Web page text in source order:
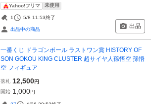
Yahoo!フリマ 未使用
1 5/8 11:53終了
出品中の商品 出品
一番くじ ドラゴンボール ラストワン賞 HISTORY OF
SON GOKOU KING CLUSTER 超サイヤ人孫悟空 孫悟
空 フィギュア
落札 12,500円
開始 1,000円